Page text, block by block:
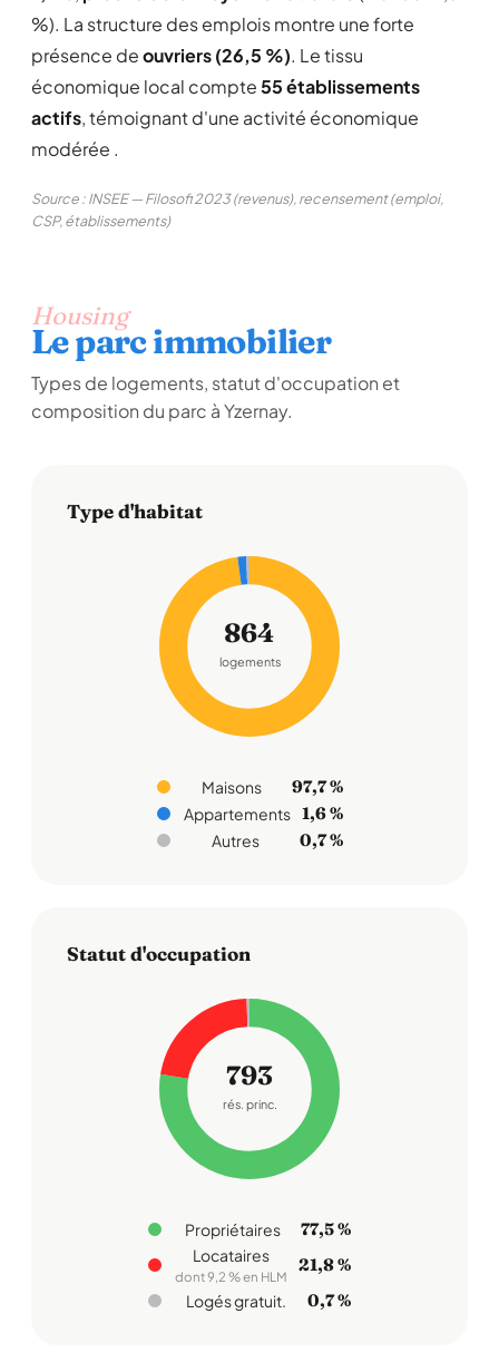
%). La structure des emplois montre une forte
présence deouvriers (26,5 %). Le tissu
économique local compte55 établissements
actifs, témoignant d'une activité économique
modérée .
Source : INSEE — Filosofi 2023 (revenus), recensement (emploi,
CSP, établissements)
Housing
Le parc immobilier
Types de logements, statut d'occupation et
composition du parc à Yzernay.
Type d'habitat
864
logements
Maisons 97,7 %
Appartements 1,6 %
Autres 0,7 %
Statut d'occupation
793
rés. princ.
Propriétaires 77,5 %
Locataires
dont 9,2 % en HLM
21,8 %
Logés gratuit. 0,7 %